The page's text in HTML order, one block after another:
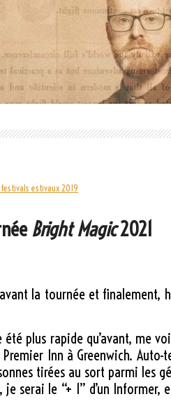
estivaux 2019
Bright Magic2021
la tournée et
plus rapide qu’avant, me
Inn à Greenwich.
tirées au sort parmi les
serai le “+ 1” d’un Informer,